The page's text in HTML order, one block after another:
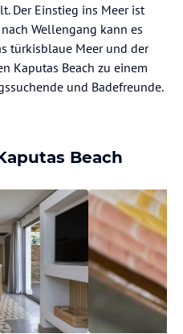
Der Einstieg ins Meer ist
Wellengang kann es
türkisblaue Meer und der
Kaputas Beach zu einem
und Badefreunde.
Beach